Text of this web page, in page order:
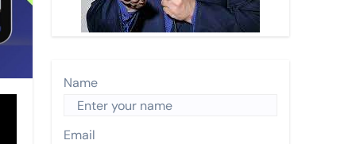
de World Trade Centers Association en Filadelfia
Name
Email